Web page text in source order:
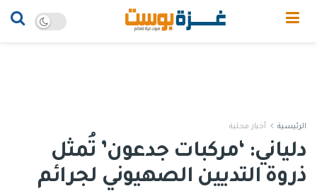
الرئيسية أخبار محلية
دلياني: ‘مركبات جدعون’ تُمثل
ذروة التديين الصهيوني لجرائم